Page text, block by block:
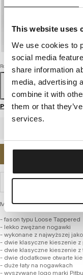
This website uses
We use cookies to
social media
share information
media, advertising
combine it with
them or that
services.
Rozmiar
29/30 30/30 31/30
Przewodnik po rozmiarach
Męskie spodnie Jeans z
- fason typu Loose Tappered
- lekko zwężane nogawki
- wykonane z najwyższej
- dwie klasyczne kieszenie
- dwie klasyczne kieszenie z
- dwie dodatkowe otwarte
- duże łaty na nogawkach
- wyszywane logo marki